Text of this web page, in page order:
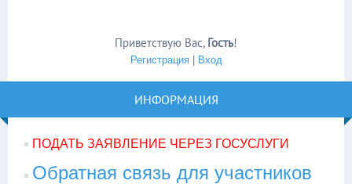
Приветствую Вас, Гость!
Регистрация| Вход
ИНФОРМАЦИЯ
ПОДАТЬ ЗАЯВЛЕНИЕ ЧЕРЕЗ ГОСУСЛУГИ
Обратная связь для участников